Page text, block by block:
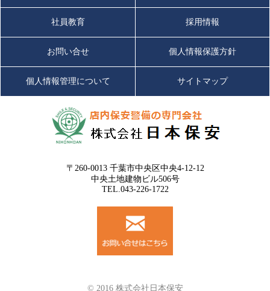
社員教育 採用情報
お問い合せ 個人情報保護方針
個人情報管理について サイトマップ
〒260-0013 千葉市中央区中央4-12-12
中央土地建物ビル506号
TEL.043-226-1722
© 2016 株式会社日本保安